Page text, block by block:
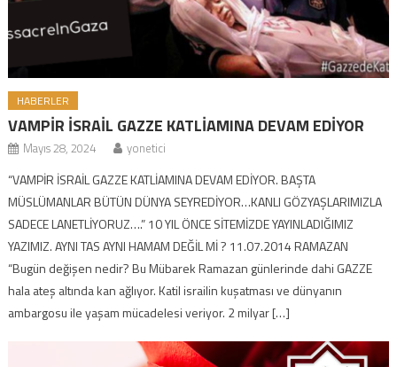
HABERLER
VAMPİR İSRAİL GAZZE KATLİAMINA DEVAM EDİYOR
Mayıs 28, 2024 yonetici
“VAMPİR İSRAİL GAZZE KATLİAMINA DEVAM EDİYOR. BAŞTA
MÜSLÜMANLAR BÜTÜN DÜNYA SEYREDİYOR…KANLI GÖZYAŞLARIMIZLA
SADECE LANETLİYORUZ….” 10 YIL ÖNCE SİTEMİZDE YAYINLADIĞIMIZ
YAZIMIZ. AYNI TAS AYNI HAMAM DEĞİL Mİ ? 11.07.2014 RAMAZAN
“Bugün değişen nedir? Bu Mübarek Ramazan günlerinde dahi GAZZE
hala ateş altında kan ağlıyor. Katil israilin kuşatması ve dünyanın
ambargosu ile yaşam mücadelesi veriyor. 2 milyar […]